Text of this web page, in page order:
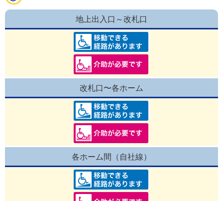
地上出入口～改札口
改札口〜各ホーム
各ホーム間（自社線）